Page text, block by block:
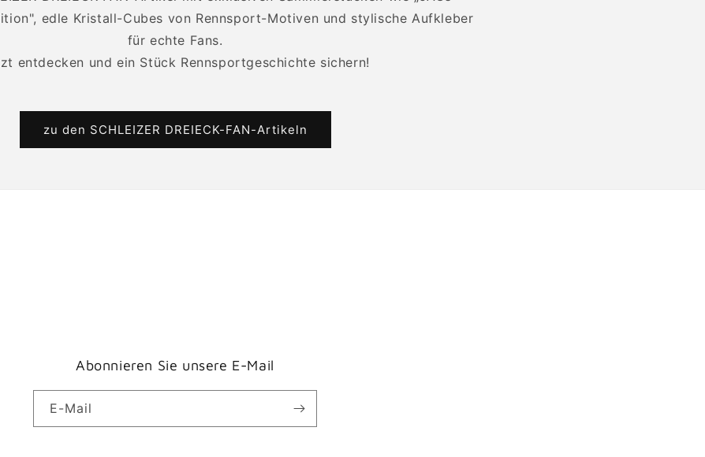
edle Kristall-Cubes von Rennsport-Motiven und stylische Aufkleber
für echte Fans.
entdecken und ein Stück Rennsportgeschichte sichern!
zu den SCHLEIZER DREIECK-FAN-Artikeln
Abonnieren Sie unsere E-Mail
E-Mail